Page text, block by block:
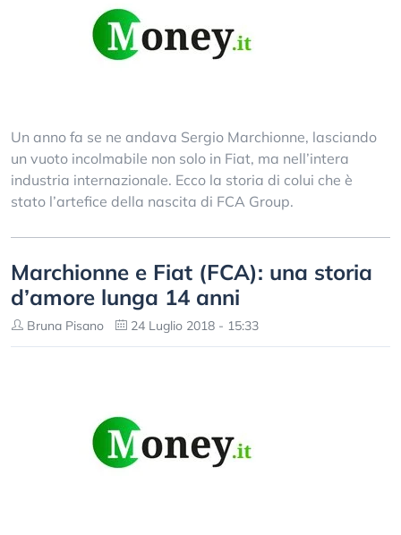
Un anno fa se ne andava Sergio Marchionne, lasciando
un vuoto incolmabile non solo in Fiat, ma nell’intera
industria internazionale. Ecco la storia di colui che è
stato l’artefice della nascita di FCA Group.
Marchionne e Fiat (FCA): una storia
d’amore lunga 14 anni
Bruna Pisano 24 Luglio 2018 - 15:33